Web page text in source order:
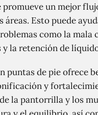
promueve un mejor
áreas. Esto puede
como la mala
y la retención de
puntas de pie ofrece
y
la pantorrilla y los